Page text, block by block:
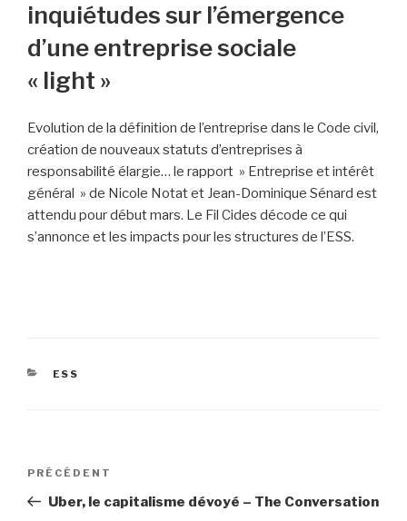
inquiétudes sur l’émergence
d’une entreprise sociale
« light »
Evolution de la définition de l’entreprise dans le Code civil,
création de nouveaux statuts d’entreprises à
responsabilité élargie… le rapport » Entreprise et intérêt
général » de Nicole Notat et Jean-Dominique Sénard est
attendu pour début mars. Le Fil Cides décode ce qui
s’annonce et les impacts pour les structures de l’ESS.
CATÉGORIES
ESS
Navigation
l’article
Article
précédent
PRÉCÉDENT
Uber, le capitalisme dévoyé – The Conversation